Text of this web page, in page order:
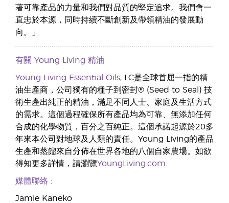
著可靠產品的力量和我們對品質的堅定追求。我們會一
直忠於本源，同時持續不斷創新及帶領精油的發展動
向。」
有關 Young Living 精油
Young Living Essential Oils, LC是全球首屈一指的精
油生產商，公司獨有的種子到密封® (Seed to Seal) 技
術生產出純正的精油，滿足不同人士、家庭及生活方式
的需求。這個過程確保所有產品均為可靠、無添加任何
合成的化學物質，百分之百純正。這個承諾起源於20多
年來本公司對地球及人類的責任。Young Living的產品
生產和蒸餾來自分佈在世界各地的八個自家農場。如欲
得知更多詳情，請瀏覽YoungLiving.com
媒體聯絡 :
Jamie Kaneko